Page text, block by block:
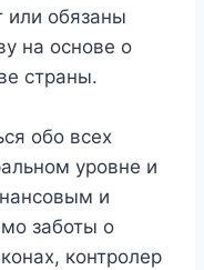
или обязаны
на основе о
страны.
обо всех
уровне и
и
заботы о
контролер